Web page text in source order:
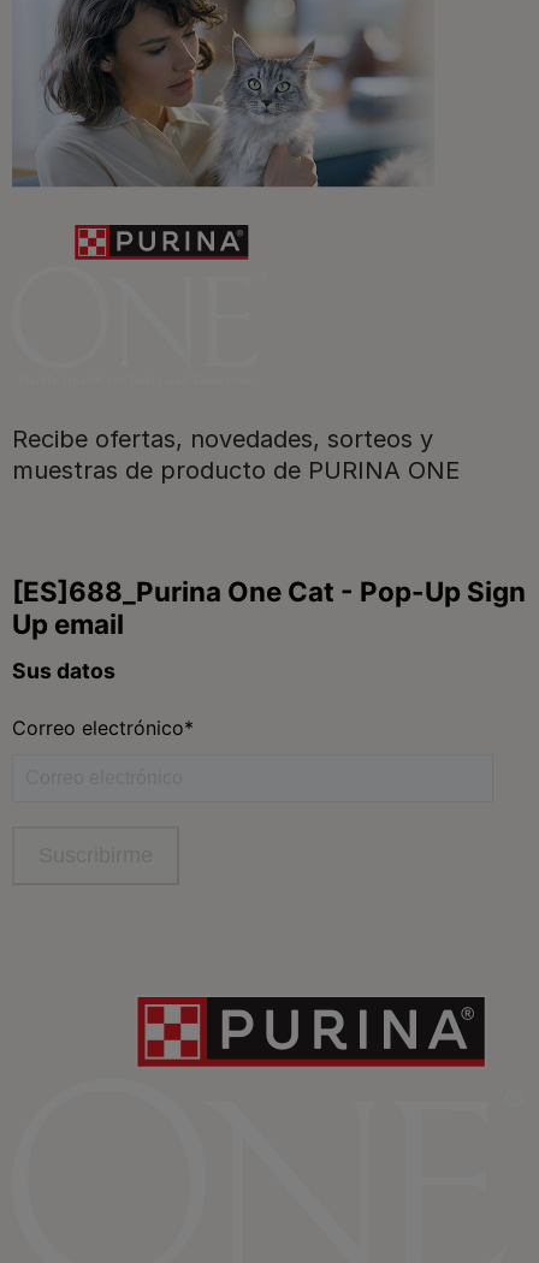
Promociones, concursos, descuentos y ofertas de
todas nuestras marcas.​
¡No te lo pierdas, únete a Purina y empieza
Registrarme ahora​
Recibe ofertas, novedades, sorteos y
muestras de producto de PURINA ONE
Purina
Para nuestros socios
Contacta con Purina